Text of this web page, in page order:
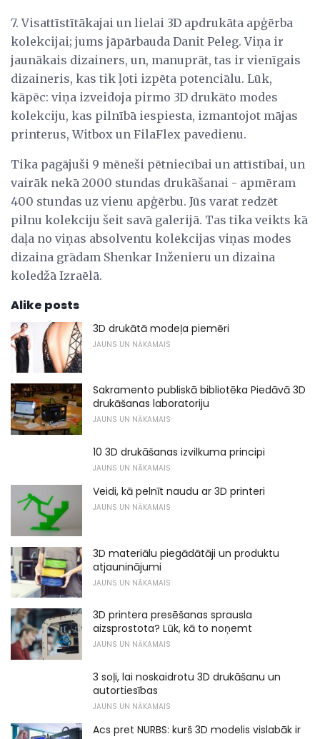
7. Visattīstītākajai un lielai 3D apdrukāta apģērba
kolekcijai; jums jāpārbauda Danit Peleg. Viņa ir
jaunākais dizainers, un, manuprāt, tas ir vienīgais
dizaineris, kas tik ļoti izpēta potenciālu. Lūk,
kāpēc: viņa izveidoja pirmo 3D drukāto modes
kolekciju, kas pilnībā iespiesta, izmantojot mājas
printerus, Witbox un FilaFlex pavedienu.
Tika pagājuši 9 mēneši pētniecībai un attīstībai, un
vairāk nekā 2000 stundas drukāšanai - apmēram
400 stundas uz vienu apģērbu. Jūs varat redzēt
pilnu kolekciju šeit savā galerijā. Tas tika veikts kā
daļa no viņas absolventu kolekcijas viņas modes
dizaina grādam Shenkar Inženieru un dizaina
koledžā Izraēlā.
Alike posts
3D drukātā modeļa piemēri
JAUNS UN NĀKAMAIS
Sakramento publiskā bibliotēka Piedāvā 3D
drukāšanas laboratoriju
JAUNS UN NĀKAMAIS
10 3D drukāšanas izvilkuma principi
JAUNS UN NĀKAMAIS
Veidi, kā pelnīt naudu ar 3D printeri
JAUNS UN NĀKAMAIS
3D materiālu piegādātāji un produktu
atjauninājumi
JAUNS UN NĀKAMAIS
3D printera presēšanas sprausla
aizsprostota? Lūk, kā to noņemt
JAUNS UN NĀKAMAIS
3 soļi, lai noskaidrotu 3D drukāšanu un
autortiesības
JAUNS UN NĀKAMAIS
Acs pret NURBS: kurš 3D modelis vislabāk ir